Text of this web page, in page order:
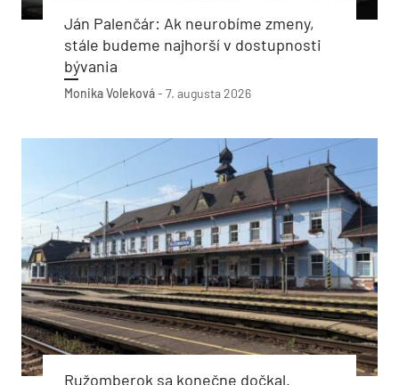
Ján Palenčár: Ak neurobíme zmeny,
stále budeme najhorší v dostupnosti
bývania
Monika Voleková- 7. augusta 2026
Ružomberok sa konečne dočkal.